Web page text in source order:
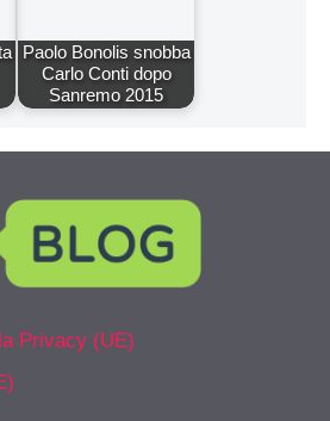
Paolo Bonolis snobba
Carlo Conti dopo
Sanremo 2015
Privacy (UE)